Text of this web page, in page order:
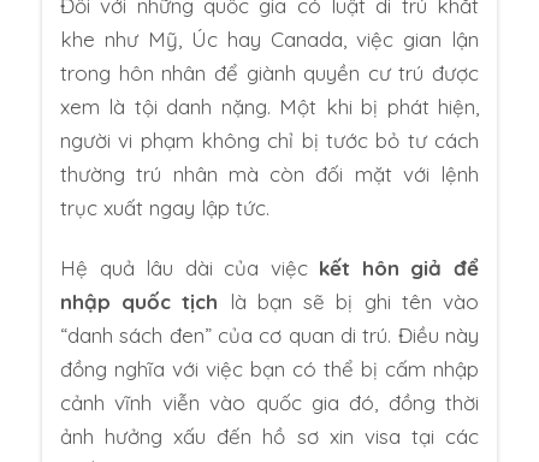
Đối với những quốc gia có luật di trú khắt
khe như Mỹ, Úc hay Canada, việc gian lận
trong hôn nhân để giành quyền cư trú được
xem là tội danh nặng. Một khi bị phát hiện,
người vi phạm không chỉ bị tước bỏ tư cách
thường trú nhân mà còn đối mặt với lệnh
trục xuất ngay lập tức.
Hệ quả lâu dài của việc kết hôn giả để
nhập quốc tịch là bạn sẽ bị ghi tên vào
“danh sách đen” của cơ quan di trú. Điều này
đồng nghĩa với việc bạn có thể bị cấm nhập
cảnh vĩnh viễn vào quốc gia đó, đồng thời
ảnh hưởng xấu đến hồ sơ xin visa tại các